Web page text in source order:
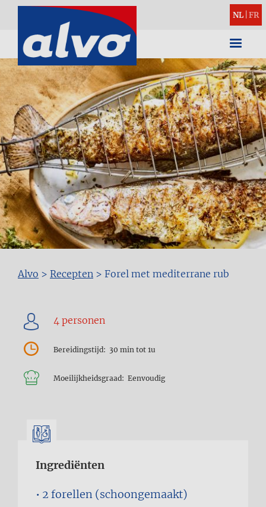
NL FR
Kruimelpad
Alvo > Recepten > Forel met mediterrane rub
Bereidingstijd 30 min tot 1u
Moeilijkheidsgraad Eenvoudig
Ingrediënten
2 forellen (schoongemaakt)